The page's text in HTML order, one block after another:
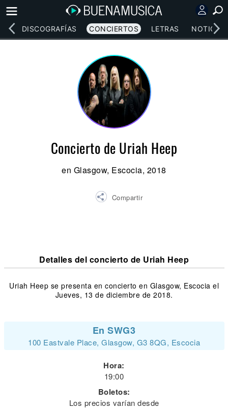
DISCOGRAFÍAS CONCIERTOS LETRAS NOTICIAS
Concierto de Uriah Heep
en Glasgow, Escocia, 2018
Compartir
Detalles del concierto de Uriah Heep
Uriah Heep se presenta en concierto en Glasgow, Escocia el
Jueves, 13 de diciembre de 2018.
En SWG3
100 Eastvale Place, Glasgow, G3 8QG, Escocia
Hora:
19:00
Boletos:
Los precios varían desde